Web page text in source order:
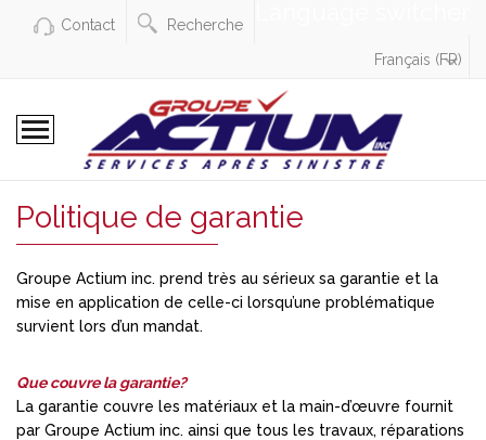
Contact Recherche
Français (FR)
Politique de garantie
Groupe Actium inc. prend très au sérieux sa garantie et la
mise en application de celle-ci lorsqu’une problématique
survient lors d’un mandat.
Que couvre la garantie?
La garantie couvre les matériaux et la main-d’œuvre fournit
par Groupe Actium inc. ainsi que tous les travaux, réparations